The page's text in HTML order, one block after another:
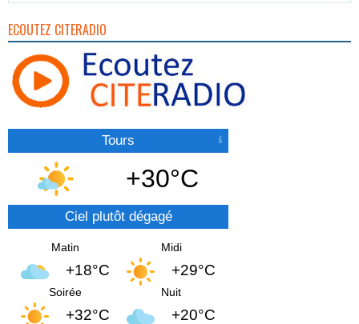
ECOUTEZ CITERADIO
Tours
+30°C
Ciel plutôt dégagé
Matin
+18°C
Midi
+29°C
Soirée
+32°C
Nuit
+20°C